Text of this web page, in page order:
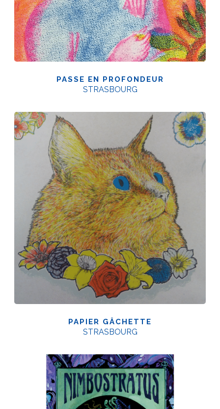
PASSE EN PROFONDEUR
STRASBOURG
PAPIER GÂCHETTE
STRASBOURG